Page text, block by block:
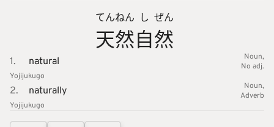
天
てん
然
ねん
自
し
然
ぜん
1. natural
Noun
No adj.
Yojijukugo
2. naturally
Noun
Adverb
Yojijukugo